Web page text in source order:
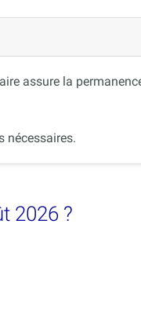
assure la
nécessaires.
2026 ?